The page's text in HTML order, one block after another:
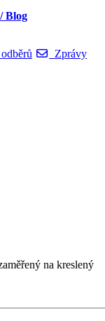
Blog
Zprávy
na kreslený